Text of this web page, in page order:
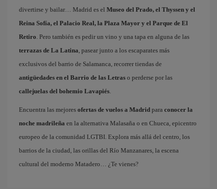
divertirse y bailar… Madrid es el Museo del Prado, el Thyssen y el
Reina Sofía, el Palacio Real, la Plaza Mayor y el Parque de El
Retiro. Pero también es pedir un vino y una tapa en alguna de las
terrazas de La Latina, pasear junto a los escaparates más
exclusivos del barrio de Salamanca, recorrer tiendas de
antigüedades en el Barrio de las Letras o perderse por las
callejuelas del bohemio Lavapiés.
Encuentra las mejores ofertas de vuelos a Madrid para conocer la
noche madrileña en la alternativa Malasaña o en Chueca, epicentro
europeo de la comunidad LGTBI. Explora más allá del centro, los
barrios de la ciudad, las orillas del Río Manzanares, la escena
cultural del moderno Matadero… ¿Te vienes?